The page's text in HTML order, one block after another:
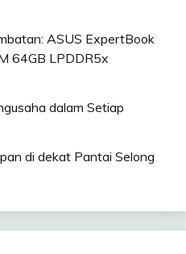
ASUS ExpertBook
64GB LPDDR5x
dalam Setiap
di dekat Pantai Selong